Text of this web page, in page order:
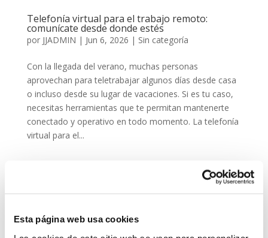
Esta página web usa cookies
Telefonía virtual para el trabajo remoto:
comunícate desde donde estés
por JJADMIN | Jun 6, 2026 | Sin categoría
Con la llegada del verano, muchas personas
aprovechan para teletrabajar algunos días desde casa
o incluso desde su lugar de vacaciones. Si es tu caso,
necesitas herramientas que te permitan mantenerte
conectado y operativo en todo momento. La telefonía
virtual para el...
Entradas siguientes »
segura en altura